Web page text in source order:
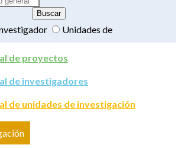
Unidades de
de proyectos
de investigadores
de unidades de investigación